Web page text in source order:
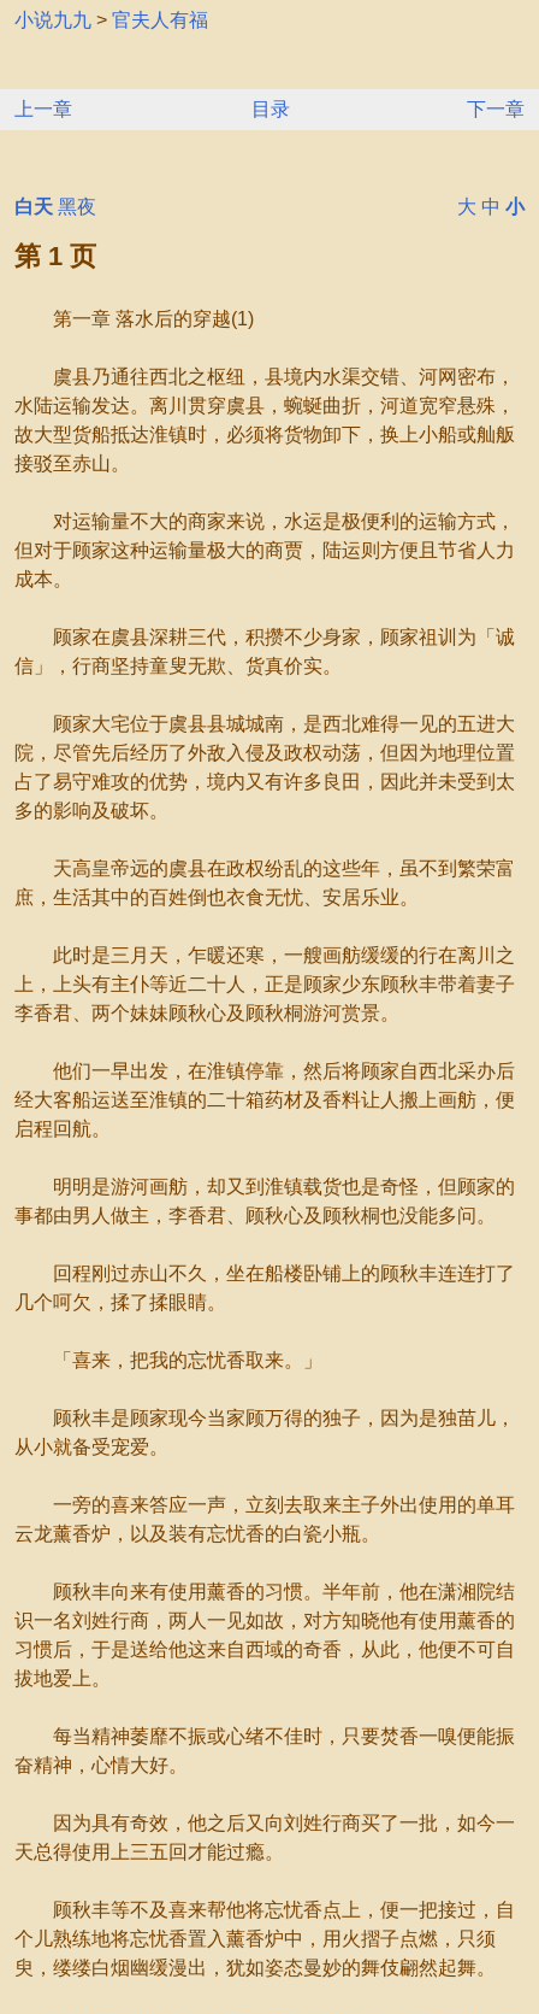
小说九九 > 官夫人有福
上一章 目录 下一章
白天 黑夜 大 中 小
第 1 页
第一章 落水后的穿越(1)
虞县乃通往西北之枢纽，县境内水渠交错、河网密布，
水陆运输发达。离川贯穿虞县，蜿蜒曲折，河道宽窄悬殊，
故大型货船抵达淮镇时，必须将货物卸下，换上小船或舢舨
接驳至赤山。
对运输量不大的商家来说，水运是极便利的运输方式，
但对于顾家这种运输量极大的商贾，陆运则方便且节省人力
成本。
顾家在虞县深耕三代，积攒不少身家，顾家祖训为「诚
信」，行商坚持童叟无欺、货真价实。
顾家大宅位于虞县县城城南，是西北难得一见的五进大
院，尽管先后经历了外敌入侵及政权动荡，但因为地理位置
占了易守难攻的优势，境内又有许多良田，因此并未受到太
多的影响及破坏。
天高皇帝远的虞县在政权纷乱的这些年，虽不到繁荣富
庶，生活其中的百姓倒也衣食无忧、安居乐业。
此时是三月天，乍暖还寒，一艘画舫缓缓的行在离川之
上，上头有主仆等近二十人，正是顾家少东顾秋丰带着妻子
李香君、两个妹妹顾秋心及顾秋桐游河赏景。
他们一早出发，在淮镇停靠，然后将顾家自西北采办后
经大客船运送至淮镇的二十箱药材及香料让人搬上画舫，便
启程回航。
明明是游河画舫，却又到淮镇载货也是奇怪，但顾家的
事都由男人做主，李香君、顾秋心及顾秋桐也没能多问。
回程刚过赤山不久，坐在船楼卧铺上的顾秋丰连连打了
几个呵欠，揉了揉眼睛。
「喜来，把我的忘忧香取来。」
顾秋丰是顾家现今当家顾万得的独子，因为是独苗儿，
从小就备受宠爱。
一旁的喜来答应一声，立刻去取来主子外出使用的单耳
云龙薰香炉，以及装有忘忧香的白瓷小瓶。
顾秋丰向来有使用薰香的习惯。半年前，他在潇湘院结
识一名刘姓行商，两人一见如故，对方知晓他有使用薰香的
习惯后，于是送给他这来自西域的奇香，从此，他便不可自
拔地爱上。
每当精神萎靡不振或心绪不佳时，只要焚香一嗅便能振
奋精神，心情大好。
因为具有奇效，他之后又向刘姓行商买了一批，如今一
天总得使用上三五回才能过瘾。
顾秋丰等不及喜来帮他将忘忧香点上，便一把接过，自
个儿熟练地将忘忧香置入薰香炉中，用火摺子点燃，只须
臾，缕缕白烟幽缓漫出，犹如姿态曼妙的舞伎翩然起舞。